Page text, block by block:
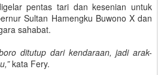
pentas tari dan kesenian untuk
Sultan Hamengku Buwono X dan
sahabat.
ditutup dari kendaraan, jadi arak-
kata Fery.